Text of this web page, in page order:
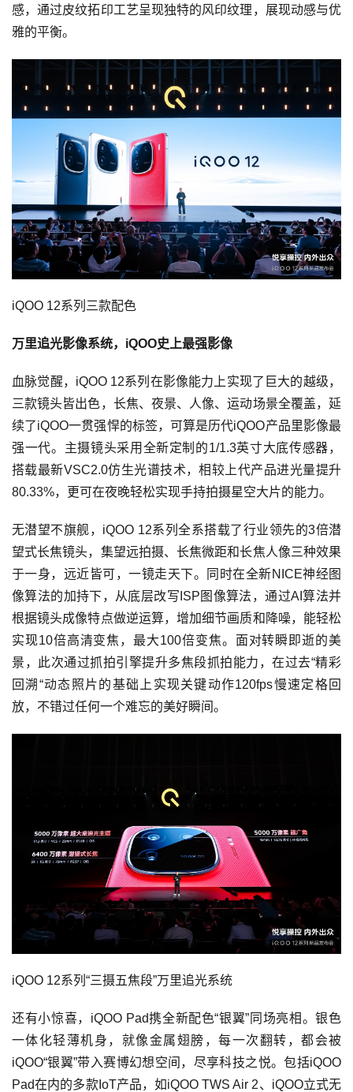
感，通过皮纹拓印工艺呈现独特的风印纹理，展现动感与优
雅的平衡。
iQOO 12系列三款配色
万里追光影像系统，iQOO史上最强影像
血脉觉醒，iQOO 12系列在影像能力上实现了巨大的越级，
三款镜头皆出色，长焦、夜景、人像、运动场景全覆盖，延
续了iQOO一贯强悍的标签，可算是历代iQOO产品里影像最
强一代。主摄镜头采用全新定制的1/1.3英寸大底传感器，
搭载最新VSC2.0仿生光谱技术，相较上代产品进光量提升
80.33%，更可在夜晚轻松实现手持拍摄星空大片的能力。
无潜望不旗舰，iQOO 12系列全系搭载了行业领先的3倍潜
望式长焦镜头，集望远拍摄、长焦微距和长焦人像三种效果
于一身，远近皆可，一镜走天下。同时在全新NICE神经图
像算法的加持下，从底层改写ISP图像算法，通过AI算法并
根据镜头成像特点做逆运算，增加细节画质和降噪，能轻松
实现10倍高清变焦，最大100倍变焦。面对转瞬即逝的美
景，此次通过抓拍引擎提升多焦段抓拍能力，在过去“精彩
回溯“动态照片的基础上实现关键动作120fps慢速定格回
放，不错过任何一个难忘的美好瞬间。
iQOO 12系列“三摄五焦段”万里追光系统
还有小惊喜，iQOO Pad携全新配色“银翼”同场亮相。银色
一体化轻薄机身，就像金属翅膀，每一次翻转，都会被
iQOO“银翼”带入赛博幻想空间，尽享科技之悦。包括iQOO
Pad在内的多款IoT产品，如iQOO TWS Air 2、iQOO立式无